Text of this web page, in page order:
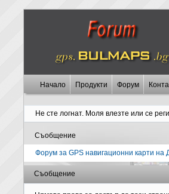
Начало Продукти Форум
Не сте логнат. Моля влезте или се
Съобщение
Форум за GPS навигационни карти
Съобщение